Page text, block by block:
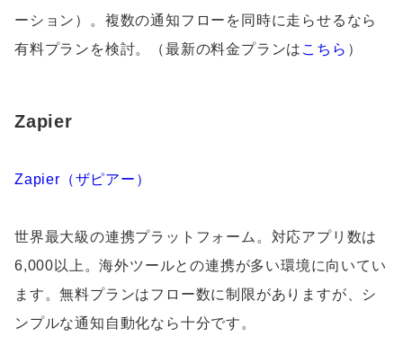
ーション）。複数の通知フローを同時に走らせるなら
有料プランを検討。（最新の料金プランは こちら ）
Zapier
Zapier（ザピアー）
世界最大級の連携プラットフォーム。対応アプリ数は
6,000以上。海外ツールとの連携が多い環境に向いてい
ます。無料プランはフロー数に制限がありますが、シ
ンプルな通知自動化なら十分です。